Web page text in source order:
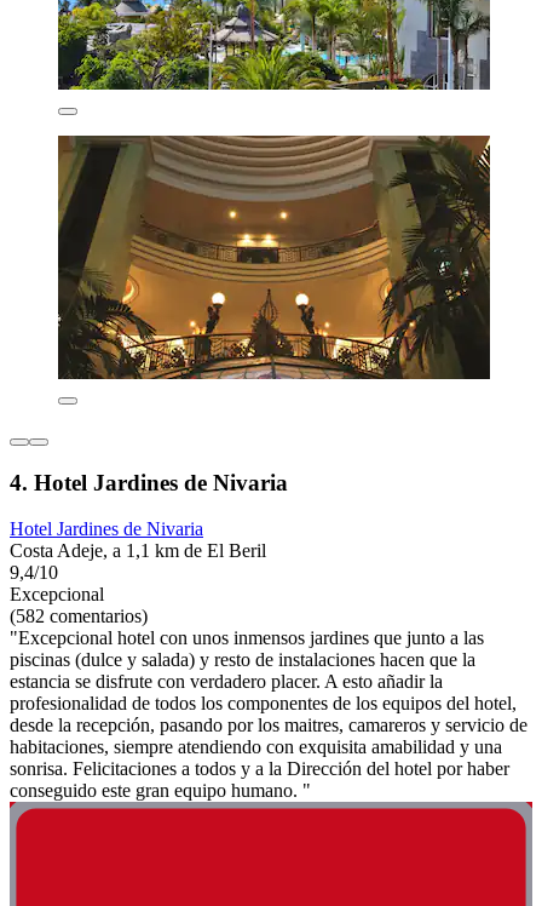
4. Hotel Jardines de Nivaria
Hotel Jardines de Nivaria
Costa Adeje, a 1,1 km de El Beril
9,4/10
Excepcional
(582 comentarios)
"Excepcional hotel con unos inmensos jardines que junto a las
piscinas (dulce y salada) y resto de instalaciones hacen que la
estancia se disfrute con verdadero placer. A esto añadir la
profesionalidad de todos los componentes de los equipos del hotel,
desde la recepción, pasando por los maitres, camareros y servicio de
habitaciones, siempre atendiendo con exquisita amabilidad y una
sonrisa. Felicitaciones a todos y a la Dirección del hotel por haber
conseguido este gran equipo humano. "